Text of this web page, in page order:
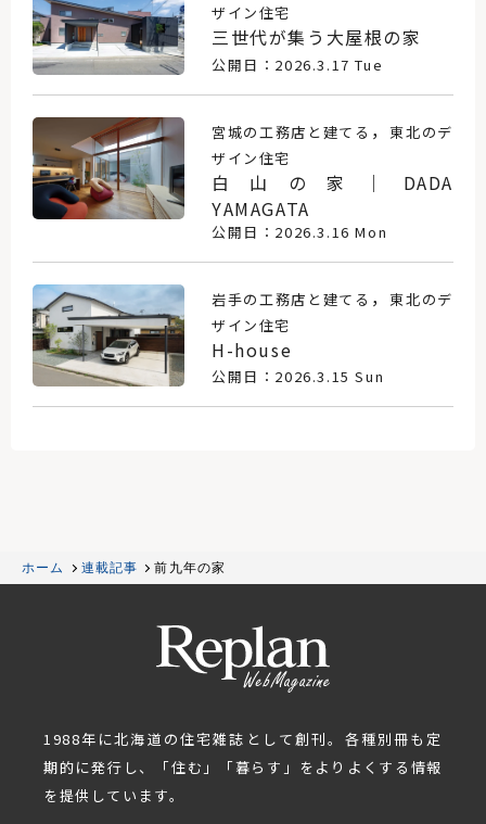
ザイン住宅
三世代が集う大屋根の家
公開日：2026.3.17 Tue
宮城の工務店と建てる ，
東北のデ
ザイン住宅
白山の家｜DADA
YAMAGATA
公開日：2026.3.16 Mon
岩手の工務店と建てる ，
東北のデ
ザイン住宅
H-house
公開日：2026.3.15 Sun
ホーム 連載記事 前九年の家
1988年に北海道の住宅雑誌として創刊。各種別冊も定
期的に発行し、「住む」「暮らす」をよりよくする情報
を提供しています。